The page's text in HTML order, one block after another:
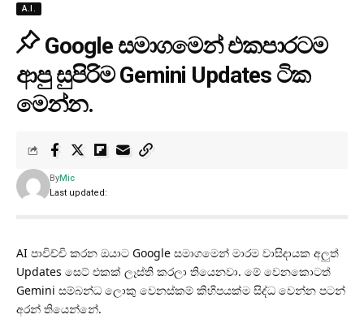
A.I.
Google සමාගමෙන් එකපාරටම
ආපු සුපිරිම Gemini Updates ටික
මෙන්න.
Last updated:
ByMic
AI පාවිච්චි කරන ඔයාට Google සමාගමෙන් මාරම වාසිදායක අලුත්
Updates සෙට් එකක් ලෑස්ති කරලා තියෙනවා. මේ වෙනකොටත්
Gemini සම්බන්ධ ලොකු වෙනස්කම් කිහිපයක්ම සිද්ධ වෙන්න පටන්
අරන් තියෙන්නේ.